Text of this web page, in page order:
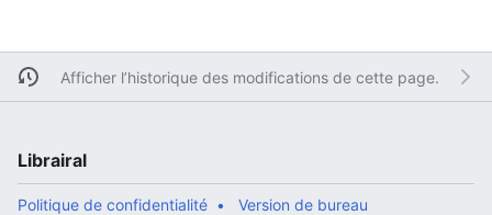
Afficher l’historique des modifications de cette page.
Librairal
Politique de confidentialité Version de bureau